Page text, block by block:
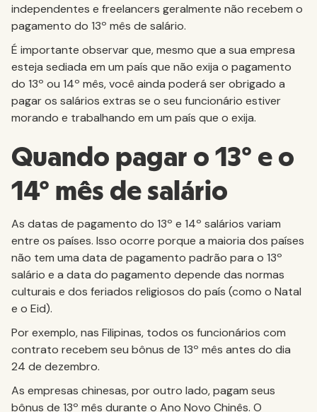
independentes e freelancers geralmente não recebem o
pagamento do 13º mês de salário.
É importante observar que, mesmo que a sua empresa
esteja sediada em um país que não exija o pagamento
do 13º ou 14º mês, você ainda poderá ser obrigado a
pagar os salários extras se o seu funcionário estiver
morando e trabalhando em um país que o exija.
Quando pagar o 13º e o
14º mês de salário
As datas de pagamento do 13º e 14º salários variam
entre os países. Isso ocorre porque a maioria dos países
não tem uma data de pagamento padrão para o 13º
salário e a data do pagamento depende das normas
culturais e dos feriados religiosos do país (como o Natal
e o Eid).
Por exemplo, nas Filipinas, todos os funcionários com
contrato recebem seu bônus de 13º mês antes do dia
24 de dezembro.
As empresas chinesas, por outro lado, pagam seus
bônus de 13º mês durante o Ano Novo Chinês. O